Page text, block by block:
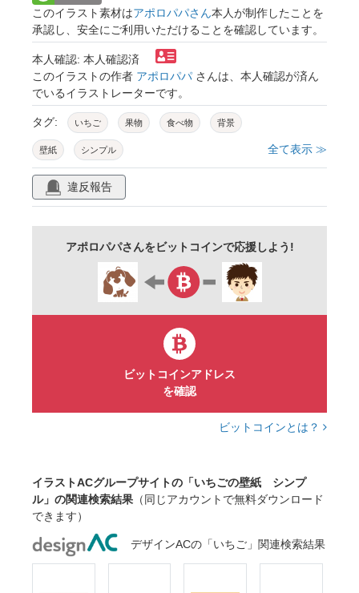
このイラスト素材はアポロパパさん本人が制作したことを
承認し、安全にご利用いただけることを確認しています。
本人確認: 本人確認済
このイラストの作者 アポロパパ さんは、本人確認が済ん
でいるイラストレーターです。
タグ: いちご 果物 食べ物 背景
壁紙 シンプル 全て表示 ≫
違反報告
アポロパパさんをビットコインで応援しよう!
ビットコインアドレス
を確認
ビットコインとは？
イラストACグループサイトの「いちごの壁紙 シンプ
ル」の関連検索結果 （同じアカウントで無料ダウンロード
できます）
デザインACの「いちご」関連検索結果